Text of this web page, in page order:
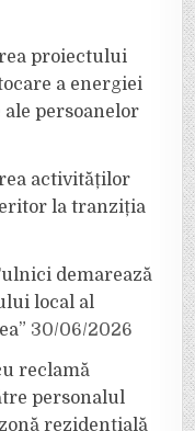
proiectului
a energiei
ale persoanelor
activităților
la tranziția
demarează
local al
30/06/2026
reclamă
personalul
rezidențială